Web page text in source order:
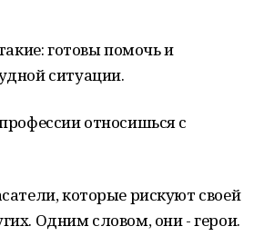
готовы помочь и
ситуации.
относишься с
которые рискуют своей
Одним словом, они - герои.